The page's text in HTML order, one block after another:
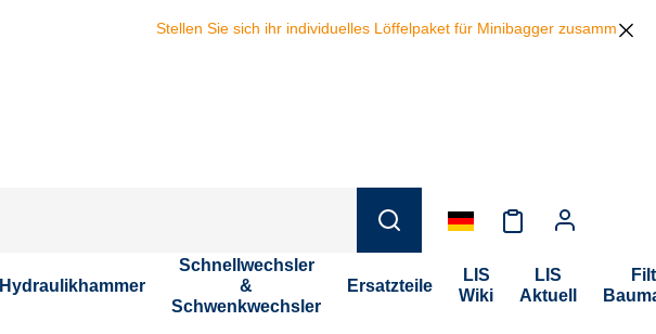
Stellen Sie sich ihr individuelles Löffelpaket für Minibagger zusammen
Hydraulikhammer
Schnellwechsler
&
Schwenkwechsler
Ersatzteile
LIS
Wiki
LIS
Aktuell